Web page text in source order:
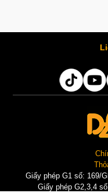
Giấy phép G1 số: 169/
Giấy phép G2,3,4